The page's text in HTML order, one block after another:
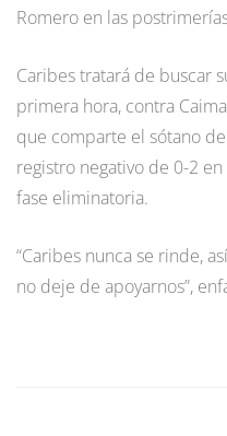
Romero en las
Caribes tratará de buscar
primera hora, contra
que comparte el sótano
registro negativo de 0-2
fase eliminatoria.
“Caribes nunca se rinde,
no deje de apoyarnos”,